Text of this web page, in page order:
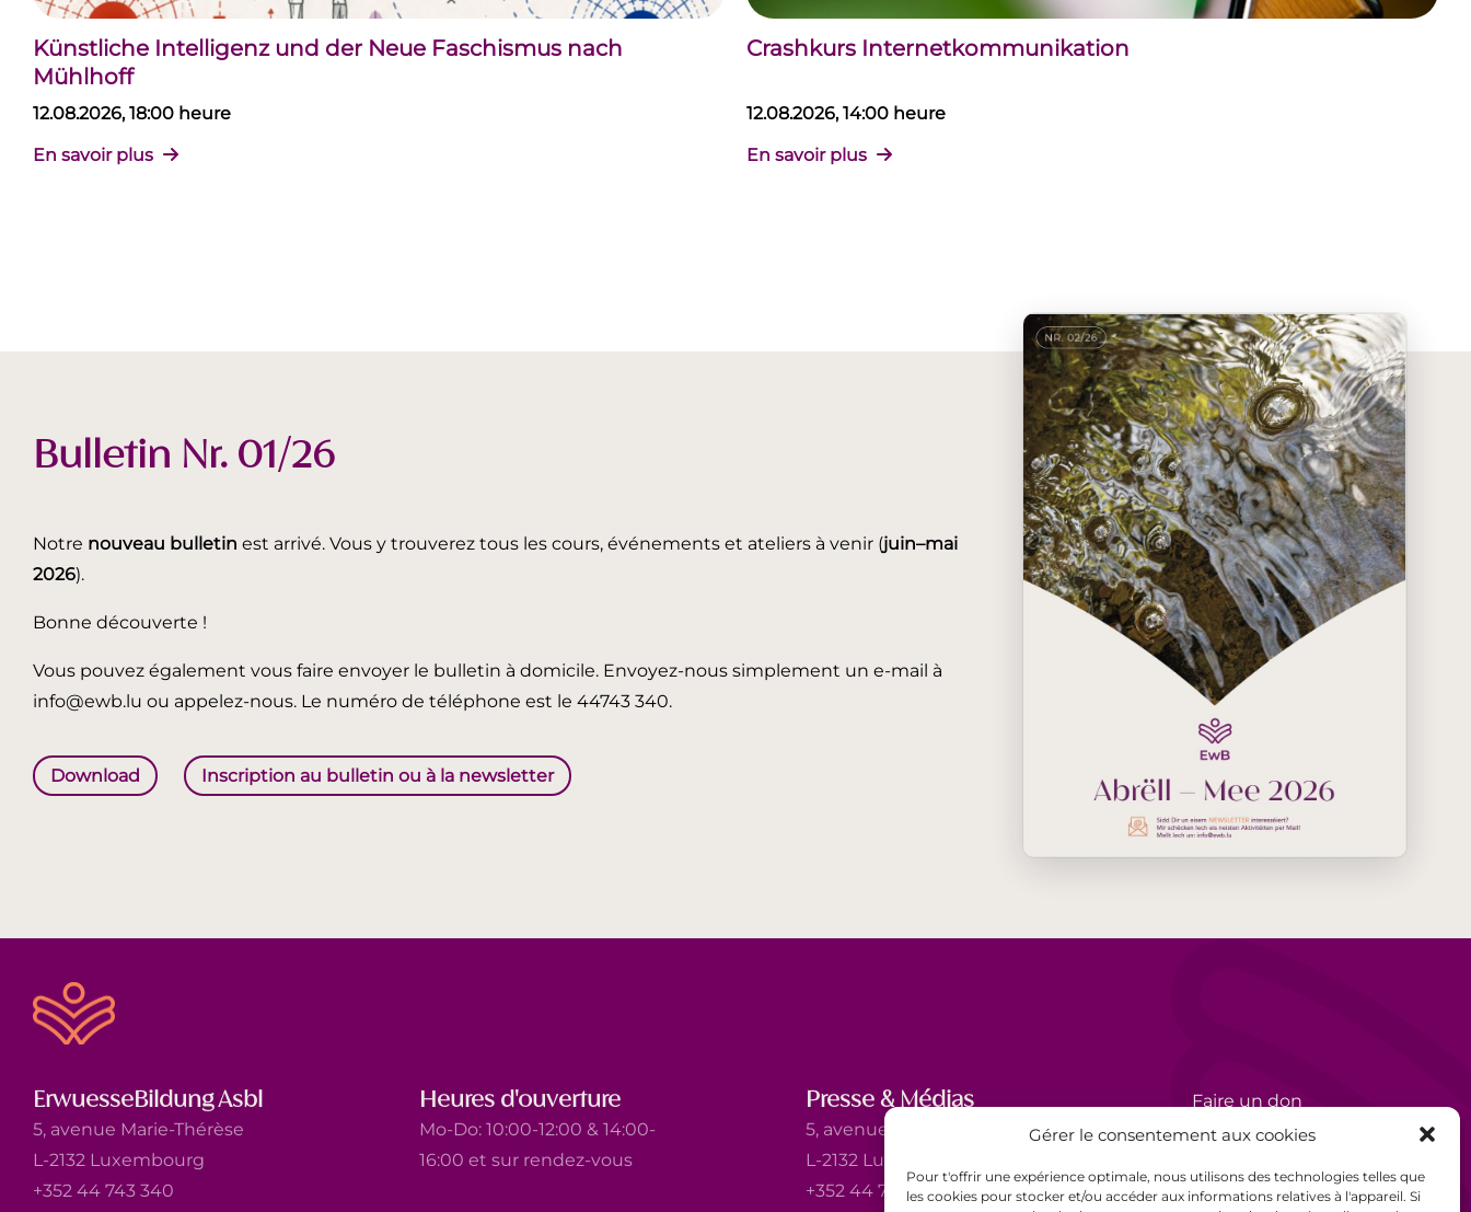
Gérer le consentement aux cookies
Pour t'offrir une expérience optimale, nous utilisons des technologies telles que
les cookies pour stocker et/ou accéder aux informations relatives à l'appareil. Si
Künstliche Intelligenz und der Neue Faschismus nach
Mühlhoff
12.08.2026, 18:00 heure
En savoir plus
Crashkurs Internetkommunikation
12.08.2026, 14:00 heure
En savoir plus
Bulletin Nr. 01/26
Notre nouveau bulletin est arrivé. Vous y trouverez tous les cours, événements et ateliers à venir (juin–mai
2026).
Bonne découverte !
Vous pouvez également vous faire envoyer le bulletin à domicile. Envoyez-nous simplement un e-mail à
info@ewb.lu ou appelez-nous. Le numéro de téléphone est le 44743 340.
Download Inscription au bulletin ou à la newsletter
ErwuesseBildung Asbl
5, avenue Marie-Thérèse
L-2132 Luxembourg
+352 44 743 340
Heures d'ouverture
Mo-Do: 10:00-12:00 & 14:00-
16:00 et sur rendez-vous
Presse & Médias
5, avenue Marie-Thérèse
L-2132 Luxembourg
+352 44 743 340
Faire un don
Bénévolat